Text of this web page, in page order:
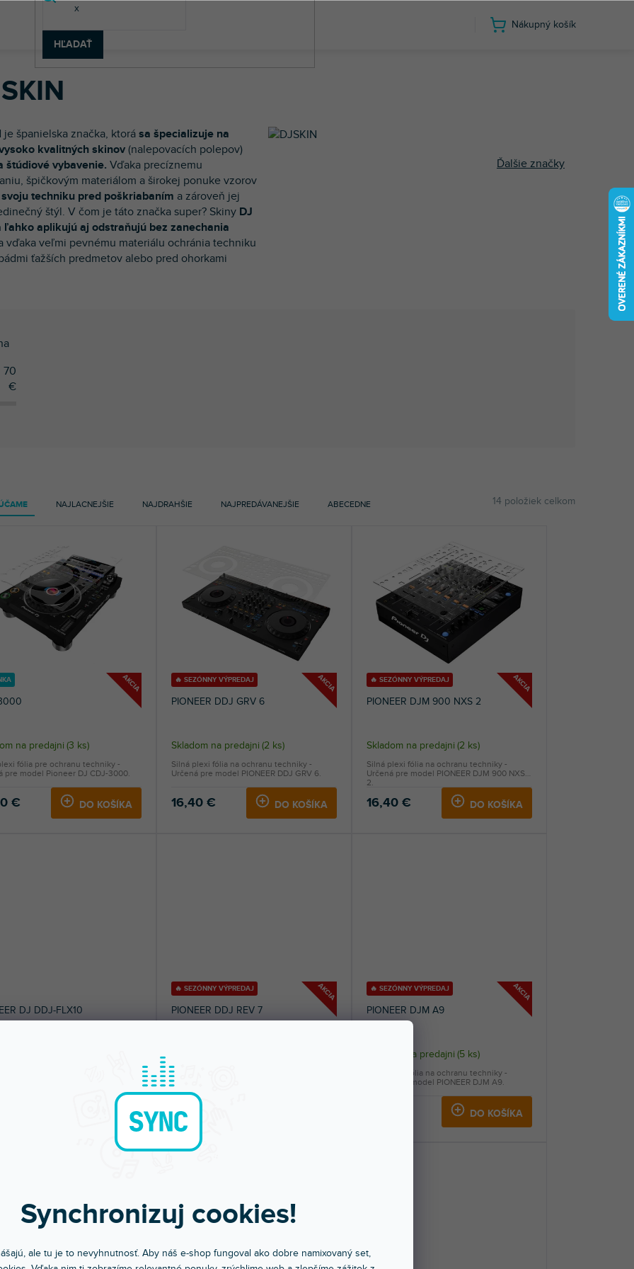
Synchronizuj cookies!
ale tu je to nevyhnutnosť. Aby náš e-shop fungoval ako dobre namixovaný set,
HĽADAŤ
Nákupný košík
je španielska značka, ktorá sa špecializuje na
kvalitných skinov (nalepovacích polepov)
štúdiové vybavenie. Vďaka precíznemu
špičkovým materiálom a širokej ponuke vzorov
techniku pred poškriabaním a zároveň jej
štýl. V čom je táto značka super? Skiny DJ
ľahko aplikujú aj odstraňujú bez zanechania
vďaka veľmi pevnému materiálu ochránia techniku
ťažších predmetov alebo pred ohorkami
Ďalšie značky
70
€
NAJLACNEJŠIE NAJDRAHŠIE NAJPREDÁVANEJŠIE ABECEDNE 14 položiek celkom
AKCIA
na predajni (3 ks)
€ DO KOŠÍKA
fólia pre ochranu techniky -
pre model Pioneer DJ CDJ-3000.
AKCIA
🔥 SEZÓNNY VÝPREDAJ
PIONEER DDJ GRV 6
Skladom na predajni (2 ks)
16,40 € DO KOŠÍKA
Silná plexi fólia na ochranu techniky -
Určená pre model PIONEER DDJ GRV 6.
AKCIA
🔥 SEZÓNNY VÝPREDAJ
PIONEER DJM 900 NXS 2
Skladom na predajni (2 ks)
16,40 € DO KOŠÍKA
Silná plexi fólia na ochranu techniky -
Určená pre model PIONEER DJM 900 NXS
2.
DJ DDJ-FLX10
DO KOŠÍKA
AKCIA
🔥 SEZÓNNY VÝPREDAJ
PIONEER DDJ REV 7
23,80 €
Silná plexi fólia na ochranu techniky -
Určená pre model PIONEER DDJ REV 7.
AKCIA
🔥 SEZÓNNY VÝPREDAJ
PIONEER DJM A9
Skladom na predajni (5 ks)
DO KOŠÍKA
Silná plexi fólia na ochranu techniky -
Určená pre model PIONEER DJM A9.